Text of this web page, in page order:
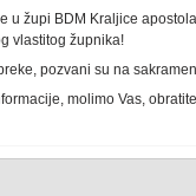
u župi BDM Kraljice
vlastitog župnika!
pozvani su na
molimo Vas,